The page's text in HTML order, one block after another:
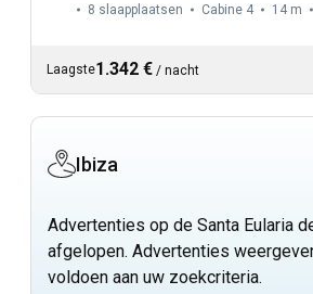
8 slaapplaatsen Cabine 4 14 m
Laagste1.342 € / nacht
Ibiza
Advertenties op de Santa Eularia
afgelopen. Advertenties
voldoen aan uw zoekcriteria.